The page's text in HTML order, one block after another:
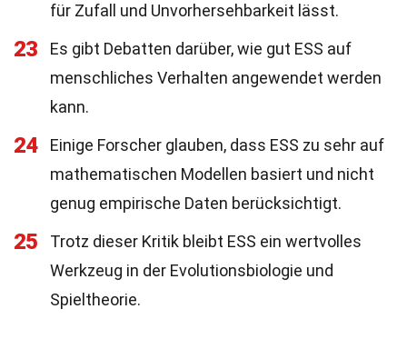
für Zufall und Unvorhersehbarkeit lässt.
23
Es gibt Debatten darüber, wie gut ESS auf
menschliches Verhalten angewendet werden
kann.
24
Einige Forscher glauben, dass ESS zu sehr auf
mathematischen Modellen basiert und nicht
genug empirische Daten berücksichtigt.
25
Trotz dieser Kritik bleibt ESS ein wertvolles
Werkzeug in der Evolutionsbiologie und
Spieltheorie.